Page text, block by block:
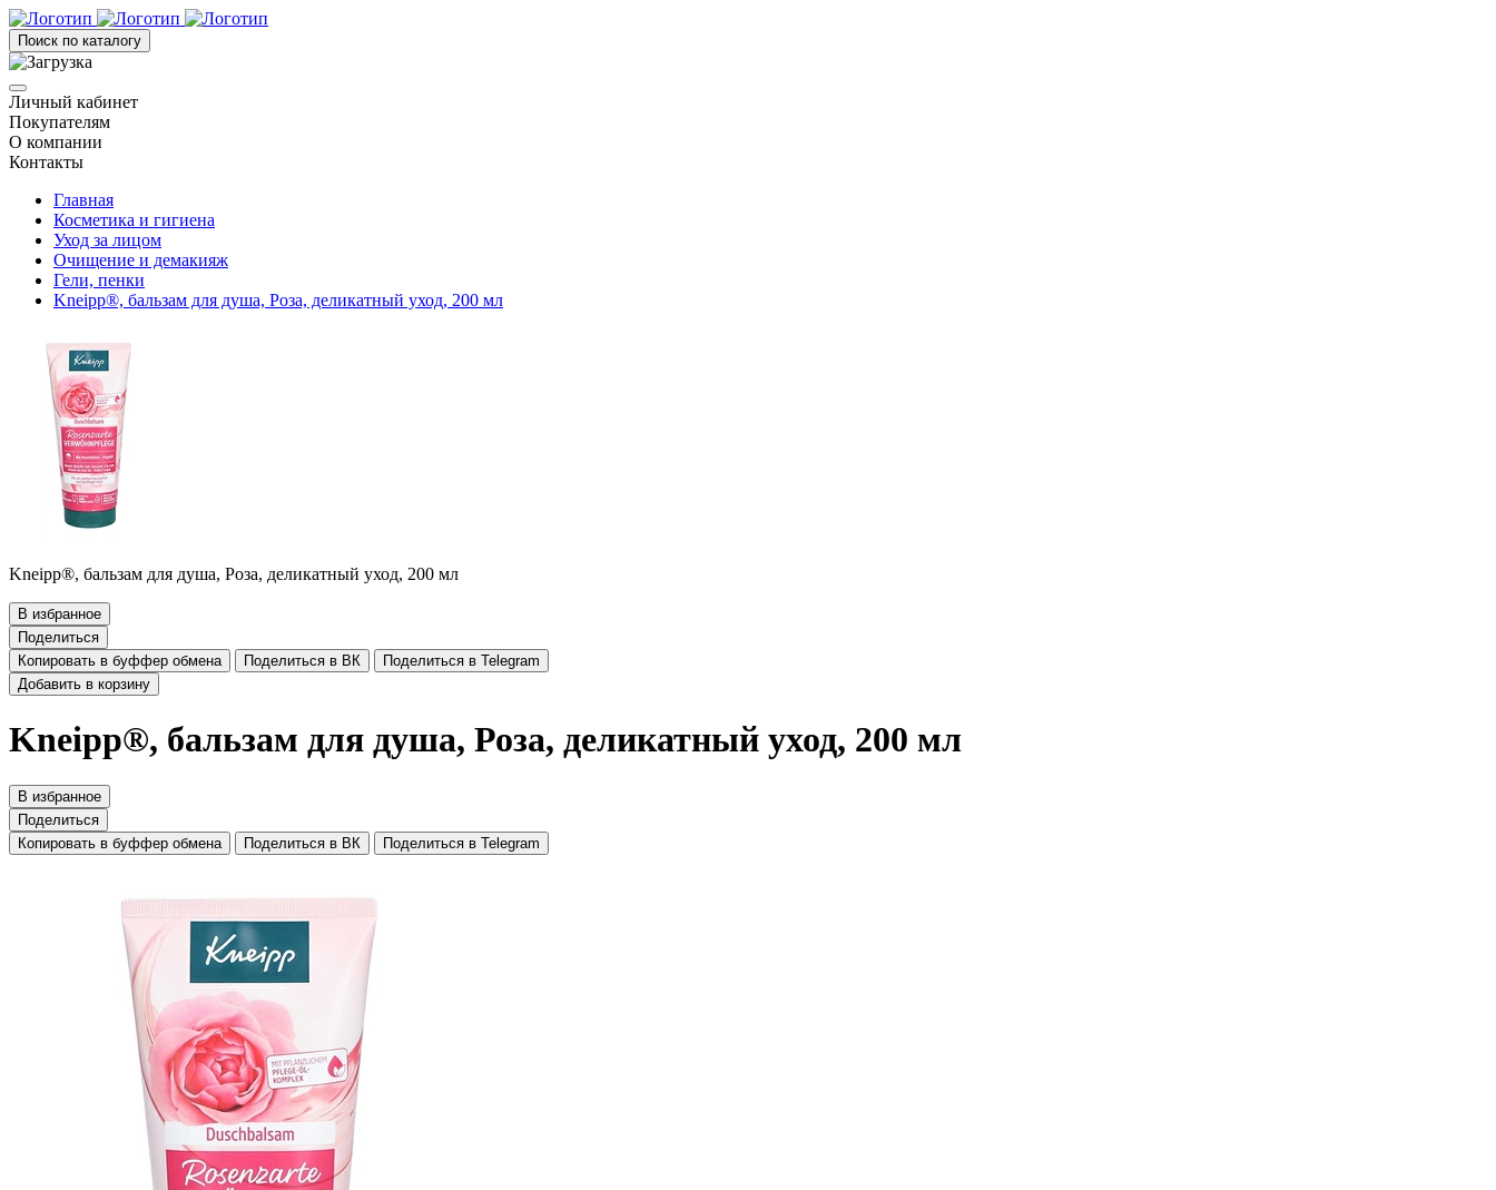
Поиск по каталогу
Личный кабинет
Покупателям
О компании
Контакты
Главная
Косметика и гигиена
Уход за лицом
Очищение и демакияж
Гели, пенки
Kneipp®, бальзам для душа, Роза, деликатный уход, 200 мл
Kneipp®, бальзам для душа, Роза, деликатный уход, 200 мл
В избранное
Поделиться
Копировать в буффер обмена
Поделиться в ВК
Поделиться в Telegram
Добавить в корзину
Kneipp®, бальзам для душа, Роза, деликатный уход, 200 мл
В избранное
Поделиться
Копировать в буффер обмена
Поделиться в ВК Поделиться в Telegram